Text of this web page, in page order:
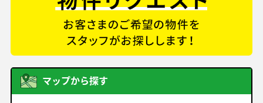
マップから探す